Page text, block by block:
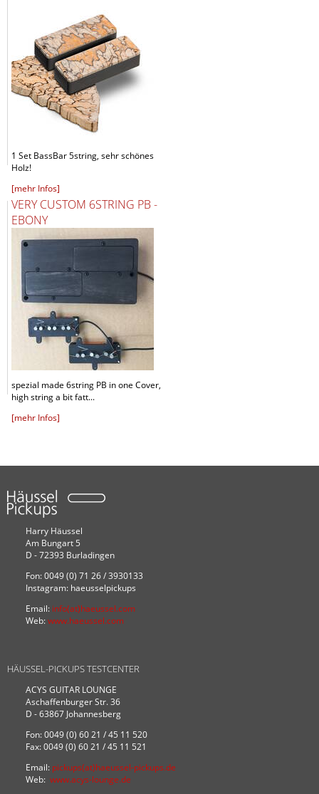
1 Set BassBar 5string, sehr schönes
Holz!
[mehr Infos]
VERY CUSTOM 6STRING PB -
EBONY
spezial made 6string PB in one Cover,
high string a bit fatt...
[mehr Infos]
Harry Häussel
Am Bungart 5
D - 72393 Burladingen
Fon: 0049 (0) 71 26 / 3930133
Instagram: haeusselpickups
Email: info(at)haeussel.com
Web:www.haeussel.com
HÄUSSEL-PICKUPS TESTCENTER
ACYS GUITAR LOUNGE
Aschaffenburger Str. 36
D - 63867 Johannesberg
Fon: 0049 (0) 60 21 / 45 11 520
Fax: 0049 (0) 60 21 / 45 11 521
Email: pickups(at)haeussel-pickups.de
Web: www.acys-lounge.de